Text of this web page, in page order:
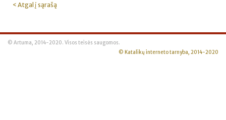
< Atgal į sąrašą
© Artuma, 2014-2020. Visos teisės saugomos.
© Katalikų interneto tarnyba, 2014-2020